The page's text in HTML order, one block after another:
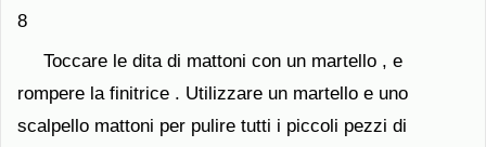
8
Toccare le dita di mattoni con un martello , e
rompere la finitrice . Utilizzare un martello e uno
scalpello mattoni per pulire tutti i piccoli pezzi di